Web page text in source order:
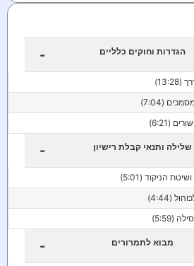
הגדרות וחוקים כלליים -
(7:04)
(6:21)
שלילה ותנאי קבלת רישיון -
הניקוד (5:01)
(4:44)
(5:59)
מבוא לתמרורים -